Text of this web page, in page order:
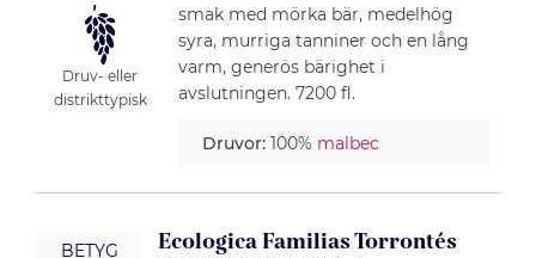
Druv- eller
distrikttypisk
smak med mörka bär, medelhög
syra, murriga tanniner och en lång
varm, generös bärighet i
avslutningen. 7200 fl.
Druvor:100% malbec
BETYG
Ecologica Familias Torrontés